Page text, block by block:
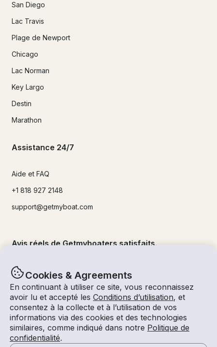
Cookies & Agreements
En continuant à utiliser ce site, vous reconnaissez
avoir lu et accepté les Conditions d’utilisation, et
consentez à la collecte et à l’utilisation de vos
informations via des cookies et des technologies
similaires, comme indiqué dans notre Politique de
confidentialité.
San Diego
Lac Travis
Plage de Newport
Chicago
Lac Norman
Key Largo
Destin
Marathon
Assistance 24/7
Aide et FAQ
+1 818 927 2148
support@getmyboat.com
Avis réels de Getmyboaters satisfaits.